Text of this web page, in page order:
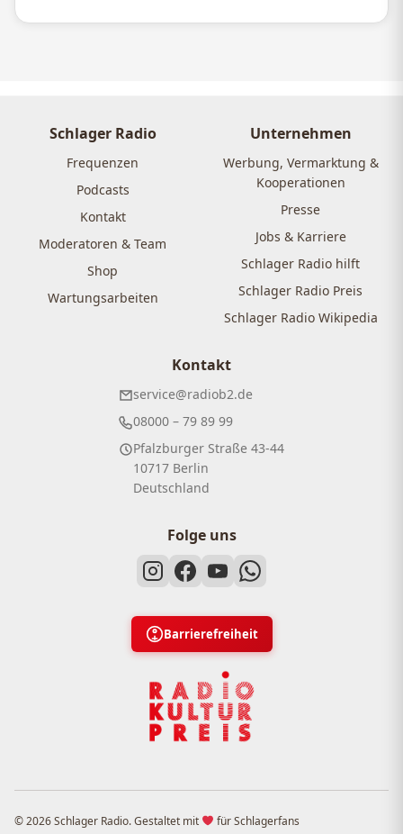
Schlager Radio
Frequenzen
Podcasts
Kontakt
Moderatoren & Team
Shop
Wartungsarbeiten
Unternehmen
Werbung, Vermarktung &
Kooperationen
Presse
Jobs & Karriere
Schlager Radio hilft
Schlager Radio Preis
Schlager Radio Wikipedia
Kontakt
service@radiob2.de
08000 – 79 89 99
Pfalzburger Straße 43-44
10717 Berlin
Deutschland
Folge uns
Barrierefreiheit
© 2026 Schlager Radio. Gestaltet mit für Schlagerfans